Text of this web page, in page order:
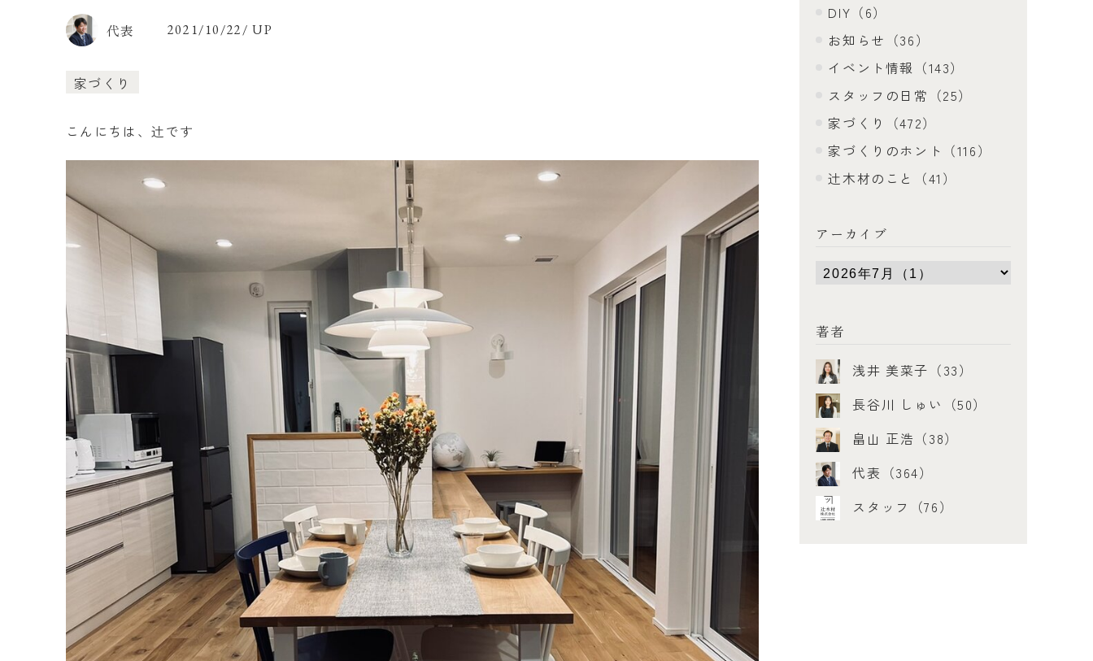
代表 2021/10/22/ UP
家づくり
こんにちは、辻です
DIY（6）
お知らせ（36）
イベント情報（143）
スタッフの日常（25）
家づくり（472）
家づくりのホント（116）
辻木材のこと（41）
アーカイブ
著者
浅井 美菜子（33）
長谷川 しゅい（50）
畠山 正浩（38）
代表（364）
スタッフ（76）